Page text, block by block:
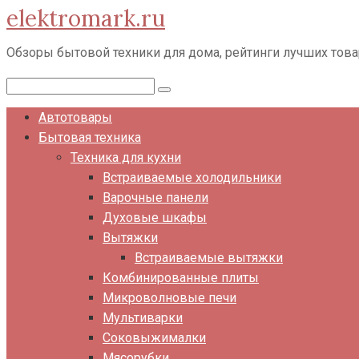
Перейти
к
контенту
elektromark.ru
Обзоры бытовой техники для дома, рейтинги лучших
Автотовары
Бытовая техника
Техника для кухни
Встраиваемые холодильники
Варочные панели
Духовые шкафы
Вытяжки
Встраиваемые вытяжки
Комбинированные плиты
Микроволновые печи
Мультиварки
Соковыжималки